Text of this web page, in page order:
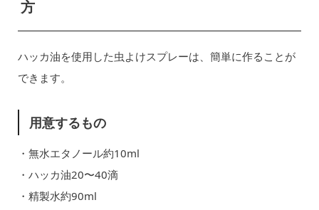
方
ハッカ油を使用した虫よけスプレーは、簡単に作ることが
できます。
用意するもの
・無水エタノール約10ml
・ハッカ油20〜40滴
・精製水約90ml